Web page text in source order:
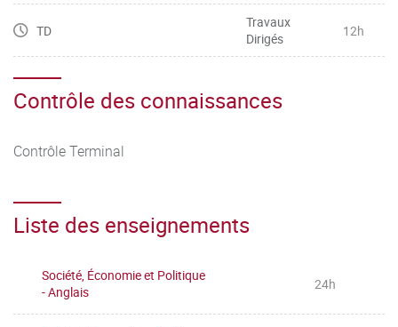
TD
Travaux
Dirigés
12h
Contrôle des connaissances
Contrôle Terminal
Liste des enseignements
Société, Économie et Politique
- Anglais
24h